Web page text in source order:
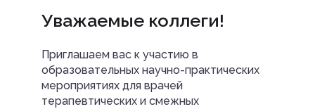
Уважаемые коллеги!
Приглашаем вас к участию в
образовательных научно-практических
мероприятиях для врачей
терапевтических и смежных